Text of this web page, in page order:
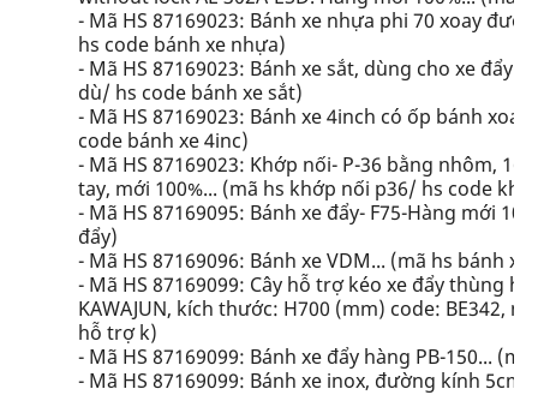
- Mã HS 87169023: Bánh xe nhựa phi 70 xoay
hs code bánh xe nhựa)
- Mã HS 87169023: Bánh xe sắt, dùng cho xe đẩy
dù/ hs code bánh xe sắt)
- Mã HS 87169023: Bánh xe 4inch có ốp bánh
code bánh xe 4inc)
- Mã HS 87169023: Khớp nối- P-36 bằng nhôm,
tay, mới 100%... (mã hs khớp nối p36/ hs code
- Mã HS 87169095: Bánh xe đẩy- F75-Hàng mới
đẩy)
- Mã HS 87169096: Bánh xe VDM... (mã hs bánh
- Mã HS 87169099: Cây hỗ trợ kéo xe đẩy thùng
KAWAJUN, kích thước: H700 (mm) code: BE342,
hỗ trợ k)
- Mã HS 87169099: Bánh xe đẩy hàng PB-150...
- Mã HS 87169099: Bánh xe inox, đường kính